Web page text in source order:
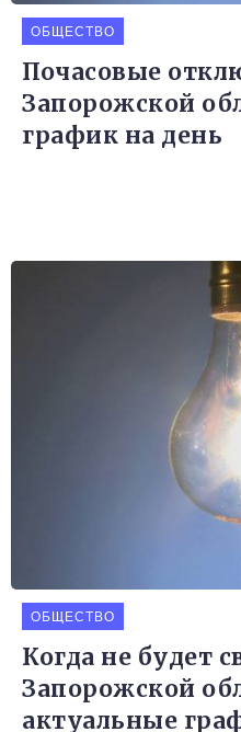
ОБЩЕСТВО
Почасовые
Запорожской
график на день
ОБЩЕСТВО
Когда не будет
Запорожской
актуальные